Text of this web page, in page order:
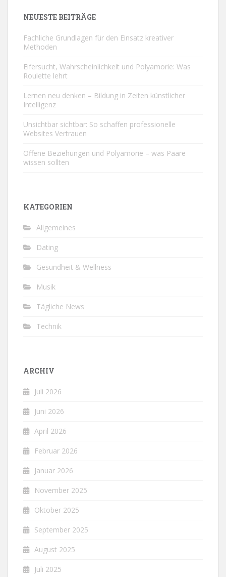
NEUESTE BEITRÄGE
Fachliche Grundlagen für den Einsatz kreativer
Methoden
Eifersucht, Wahrscheinlichkeit und Polyamorie: Was
Roulette lehrt
Lernen neu denken – Bildung in Zeiten künstlicher
Intelligenz
Unsichtbar sichtbar: So schaffen professionelle
Websites Vertrauen
Offene Beziehungen und Polyamorie – was Paare
wissen sollten
KATEGORIEN
Allgemeines
Dating
Gesundheit & Wellness
Musik
Tägliche News
Technik
ARCHIV
Juli 2026
Juni 2026
April 2026
Februar 2026
Januar 2026
November 2025
Oktober 2025
September 2025
August 2025
Juli 2025